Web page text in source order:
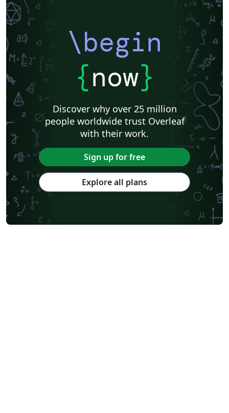
\begin
{now}
Discover why over 25 million
people worldwide trust Overleaf
with their work.
Sign up for free
Explore all plans